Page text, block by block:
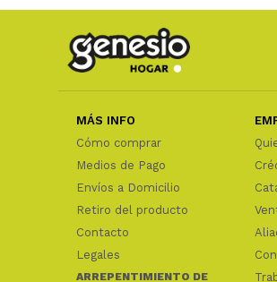
MÁS INFO
Cómo comprar
Medios de Pago
Envíos a Domicilio
Retiro del producto
Contacto
Legales
ARREPENTIMIENTO DE